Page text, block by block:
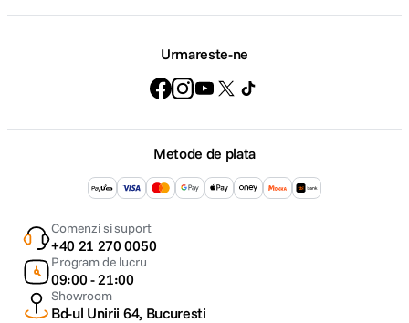
Urmareste-ne
Metode de plata
Comenzi si suport
+40 21 270 0050
Program de lucru
09:00 - 21:00
Showroom
Bd-ul Unirii 64, Bucuresti